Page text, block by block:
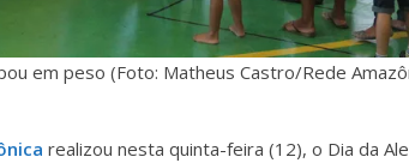
em peso (Foto: Matheus Castro/Rede
realizou nesta quinta-feira (12), o Dia da